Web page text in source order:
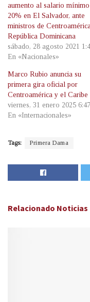
aumento al salario
20% en El Salvador, ante
ministros de
República Dominicana
sábado, 28 agosto 2021
En «Nacionales»
Marco Rubio anuncia su
primera gira oficial por
Centroamérica y el Caribe
viernes, 31 enero 2025
En «Internacionales»
Tags: Primera Dama
Relacionado Noticias